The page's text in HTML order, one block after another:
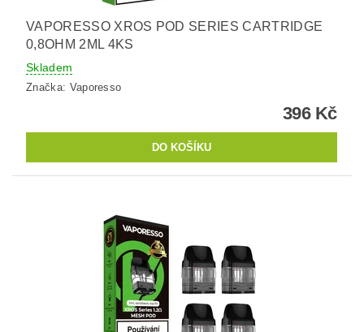
VAPORESSO XROS POD SERIES CARTRIDGE
0,8OHM 2ML 4KS
Skladem
Značka: Vaporesso
396 Kč